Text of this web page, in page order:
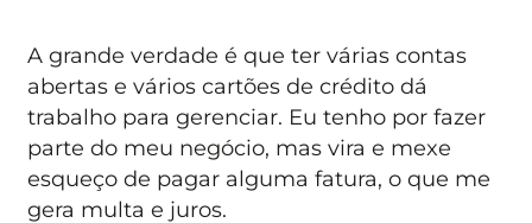
A grande verdade é que ter várias contas
abertas e vários cartões de crédito dá
trabalho para gerenciar. Eu tenho por fazer
parte do meu negócio, mas vira e mexe
esqueço de pagar alguma fatura, o que me
gera multa e juros.